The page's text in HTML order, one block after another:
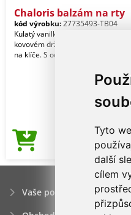
Tyto
další
cílem
Chaloris balzám na rty
kód výrobku:27735493-TB04
Kulatý vanilkový balzám na rty v
kovovém držáku s kovovým
na klíče. S ochranou SPF15.
Vaše poptávka